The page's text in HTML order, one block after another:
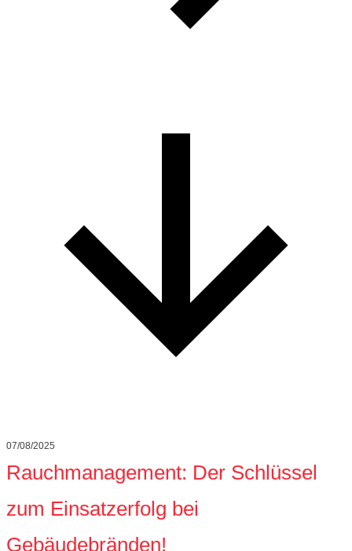
07/08/2025
Rauchmanagement: Der Schlüssel
zum Einsatzerfolg bei
Gebäudebränden!